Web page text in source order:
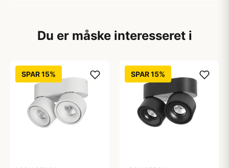
Du er måske interesseret i
SPAR 15% SPAR 15%